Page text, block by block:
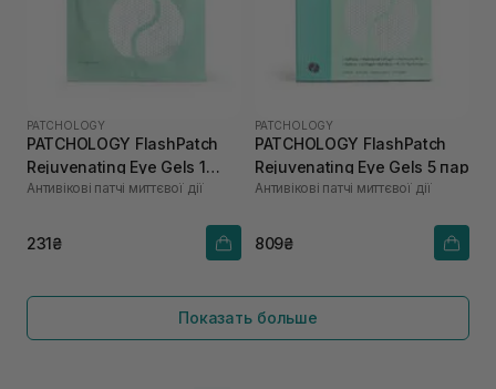
PATCHOLOGY
PATCHOLOGY FlashPatch
Rejuvenating Eye Gels 1
пара
Антивікові патчі миттєвої дії
231₴
PATCHOLOGY
PATCHOLOGY FlashPatch
Rejuvenating Eye Gels 5 пар
Антивікові патчі миттєвої дії
809₴
Показать больше